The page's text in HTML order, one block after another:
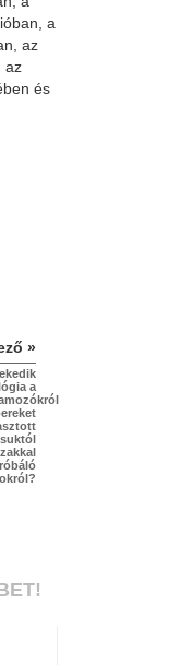
a
az
az
és
»
a